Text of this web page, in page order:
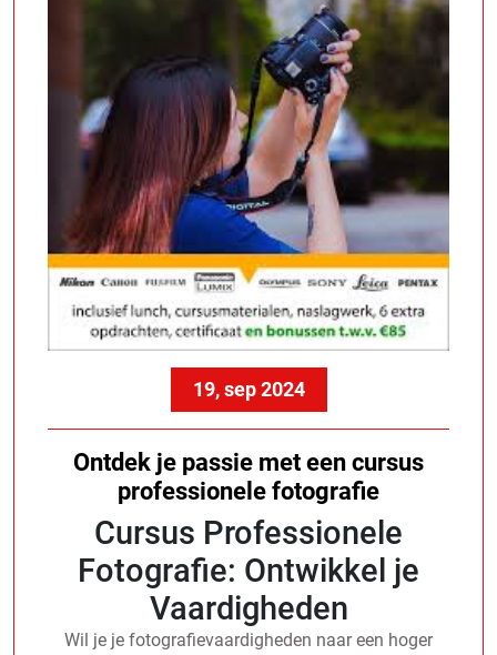
19, sep 2024
Ontdek je passie met een cursus
professionele fotografie
Cursus Professionele
Fotografie: Ontwikkel je
Vaardigheden
Wil je je fotografievaardigheden naar een hoger